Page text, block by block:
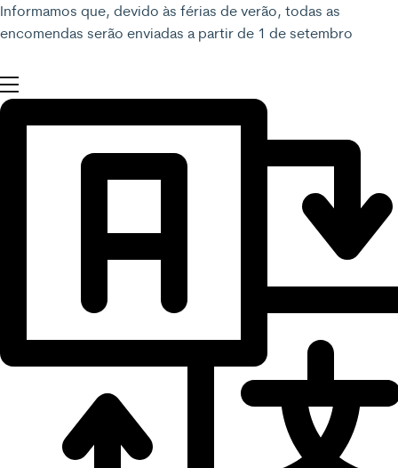
Informamos que, devido às férias de verão, todas as
encomendas serão enviadas a partir de 1 de setembro
Menu